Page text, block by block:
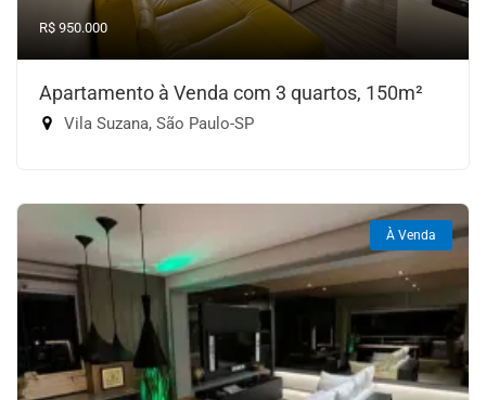
R$ 950.000
Apartamento à Venda com 3 quartos, 150m²
Vila Suzana, São Paulo-SP
À Venda